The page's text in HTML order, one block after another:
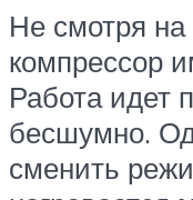
Не смотря
компрессор
Работа идет
бесшумно.
сменить